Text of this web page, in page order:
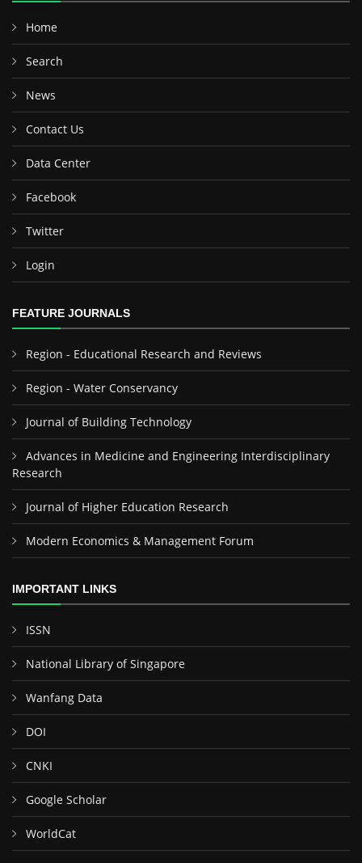
Home
Search
News
Contact Us
Data Center
Facebook
Twitter
Login
FEATURE JOURNALS
Region - Educational Research and Reviews
Region - Water Conservancy
Journal of Building Technology
Advances in Medicine and Engineering Interdisciplinary
Research
Journal of Higher Education Research
Modern Economics & Management Forum
IMPORTANT LINKS
ISSN
National Library of Singapore
Wanfang Data
DOI
CNKI
Google Scholar
WorldCat